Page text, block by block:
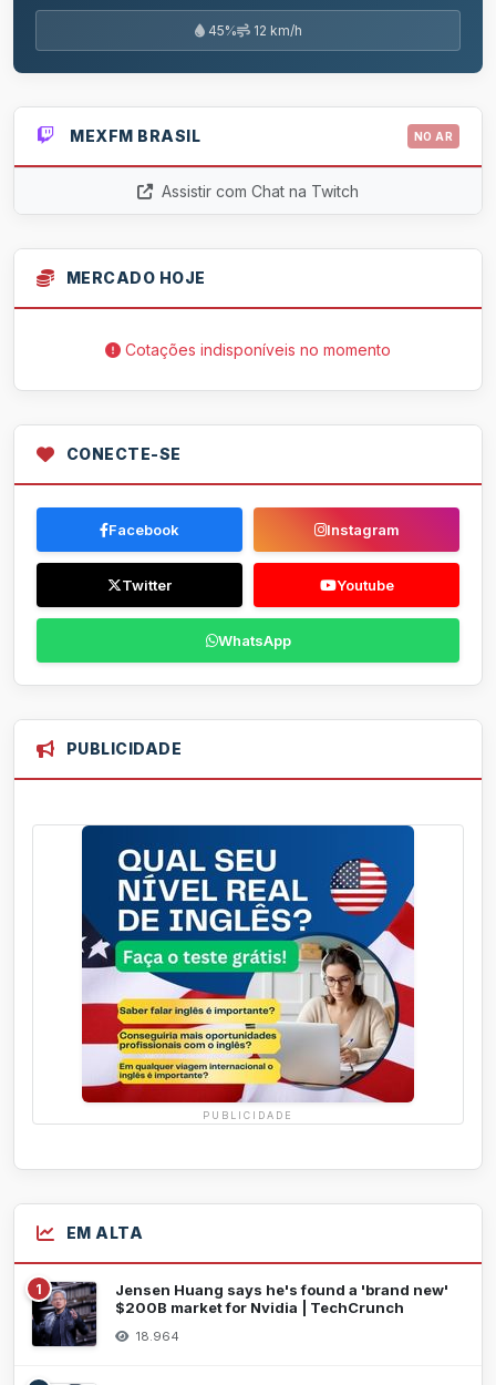
45% 12 km/h
MEXFM BRASIL NO AR
Assistir com Chat na Twitch
MERCADO HOJE
Cotações indisponíveis no momento
CONECTE-SE
Facebook Instagram
Twitter Youtube
WhatsApp
PUBLICIDADE
PUBLICIDADE
EM ALTA
1
Jensen Huang says he's found a 'brand new'
$200B market for Nvidia | TechCrunch
18.964